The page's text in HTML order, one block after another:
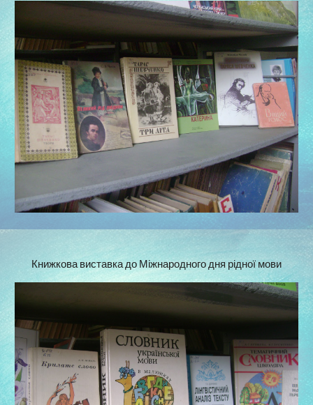
Книжкова виставка до Міжнародного дня рідної мови